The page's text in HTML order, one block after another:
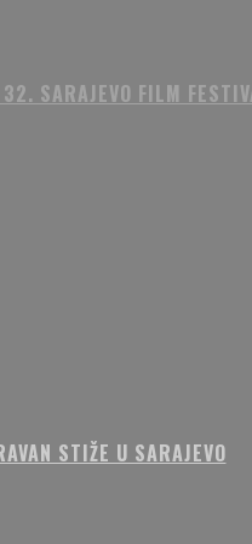
SARAJEVO FILM
STIŽE U SARAJEVO